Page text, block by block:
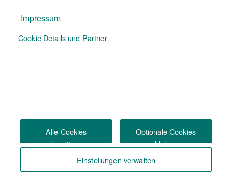
Te:nor Magazin
Impressum
Cookie Details und Partner
Alle Cookies
akzeptieren
Optionale Cookies
ablehnen
Einstellungen verwalten